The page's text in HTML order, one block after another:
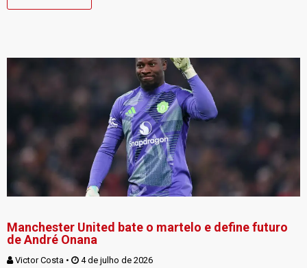
Manchester United bate o martelo e define futuro
de André Onana
Victor Costa • 4 de julho de 2026